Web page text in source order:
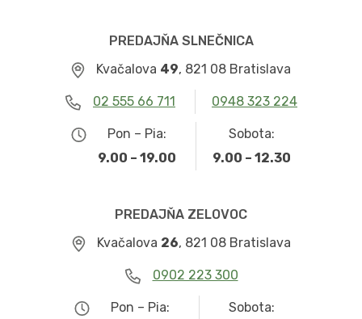
PREDAJŇA SLNEČNICA
Kvačalova 49, 821 08 Bratislava
02 555 66 711 0948 323 224
Pon – Pia:
9.00 – 19.00
Sobota:
9.00 – 12.30
PREDAJŇA ZELOVOC
Kvačalova 26, 821 08 Bratislava
0902 223 300
Pon – Pia: Sobota: